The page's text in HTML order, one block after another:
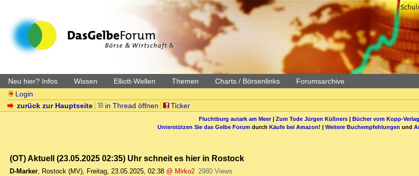
Neu hier? Infos Wissen Elliott-Wellen Themen Charts / Börsenlinks Forumsarchive
Login
zurück zur Hauptseite
in Thread öffnen Ticker
Fluchtburg autark am Meer| Zum Tode Jürgen Küßners| Bücher vom Kopp-
Unterstützen Sie das Gelbe Forum durch Käufe bei Amazon! | Weitere Buchempfehlungen und
(OT) Aktuell (23.05.2025 02:35) Uhr schneit es hier in Rostock
D-Marker, Rostock (MV), Freitag, 23.05.2025, 02:38 @ Mirko2 2980 Views